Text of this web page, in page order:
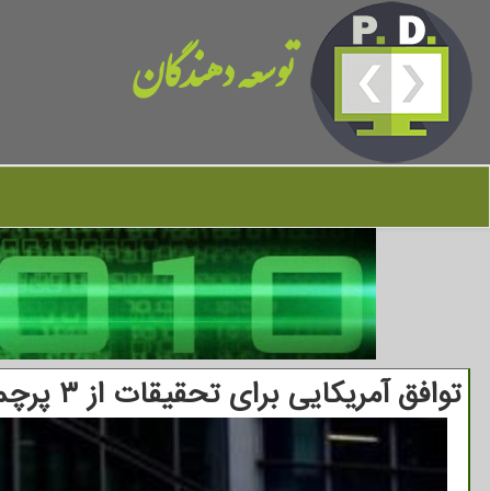
توسعه دهندگان
توافق آمریکایی برای تحقیقات از ۳ پرچمدار هوش مصنوعی